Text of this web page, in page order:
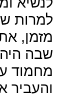
למרות
מזמן,
שבה
מחמוד
והעביר